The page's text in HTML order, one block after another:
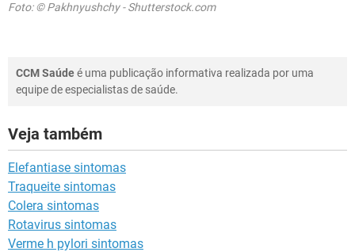
Foto: © Pakhnyushchy - Shutterstock.com
CCM Saúdeé uma publicação informativa realizada por uma
equipe de especialistas de saúde.
Veja também
Elefantiase sintomas
Traqueite sintomas
Colera sintomas
Rotavirus sintomas
Verme h pylori sintomas